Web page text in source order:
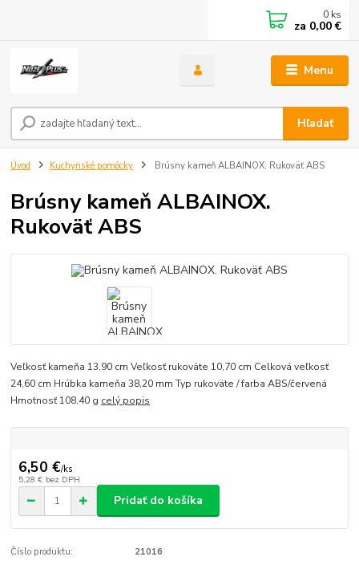
Menu
Hľadať
0 ks
za 0,00 €
Úvod Kuchynské pomôcky Brúsny kameň ALBAINOX. Rukoväť ABS
Brúsny kameň ALBAINOX.
Rukoväť ABS
Veľkosť kameňa 13,90 cm Veľkosť rukoväte 10,70 cm Celková veľkosť
24,60 cm Hrúbka kameňa 38,20 mm Typ rukoväte / farba ABS/červená
Hmotnosť 108,40 g celý popis
6,50 €/ks
5,28 € bez DPH
Pridať do košíka
Číslo produktu: 21016